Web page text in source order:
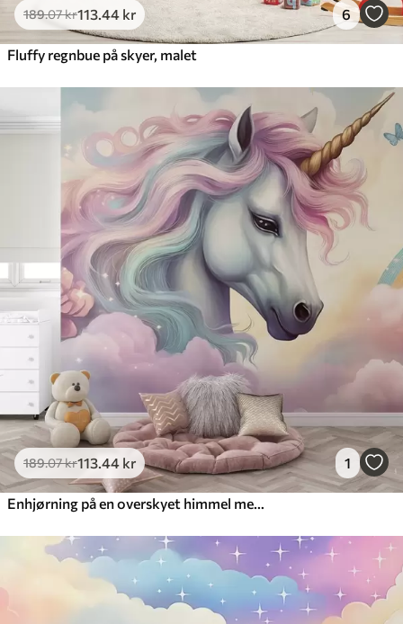
189.07kr113 .44 kr 6
Fluffy regnbue på skyer, malet
189.07kr113 .44 kr 1